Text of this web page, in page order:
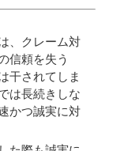
、 クレーム対
信頼を失う
干されてしま
は長続きしな
かつ誠実に対